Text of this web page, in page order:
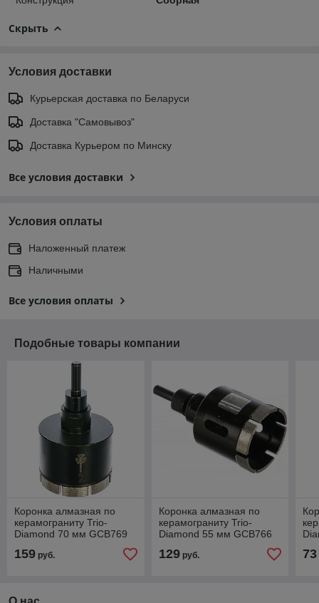
Скрыть
Условия доставки
Курьерская доставка по Беларуси
Доставка "Самовывоз"
Доставка Курьером по Минску
Все условия доставки
Условия оплаты
Наложенный платеж
Наличными
Все условия оплаты
Подобные товары компании
Коронка алмазная по
керамограниту Trio-
Diamond 70 мм GCB769
159 руб.
Коронка алмазная по
керамограниту Trio-
Diamond 55 мм GCB766
129руб. 73